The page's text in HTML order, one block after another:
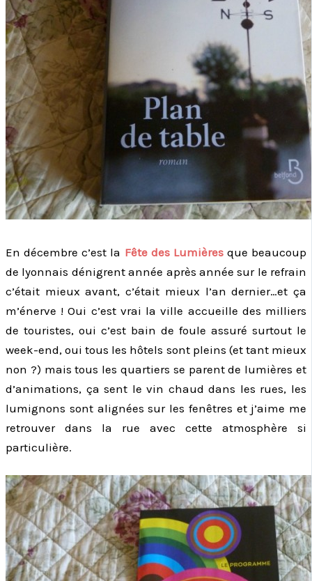
En décembre c’est la Fête des Lumièresque beaucoup
de lyonnais dénigrent année après année sur le refrain
c’était mieux avant, c’était mieux l’an dernier…et ça
m’énerve ! Oui c’est vrai la ville accueille des milliers
de touristes, oui c’est bain de foule assuré surtout le
week-end, oui tous les hôtels sont pleins (et tant mieux
non ?) mais tous les quartiers se parent de lumières et
d’animations, ça sent le vin chaud dans les rues, les
lumignons sont alignées sur les fenêtres et j’aime me
retrouver dans la rue avec cette atmosphère si
particulière.